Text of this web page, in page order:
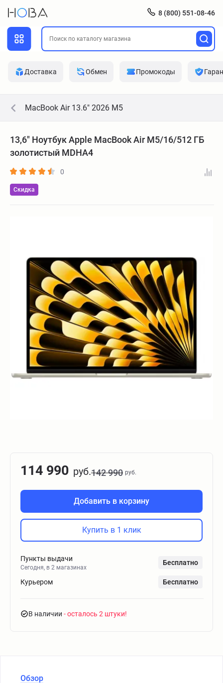
8 (800) 551-08-46
Доставка Обмен Промокоды
MacBook Air 13.6" 2026 M5
13,6" Ноутбук Apple MacBook Air M5/16/512 ГБ
золотистый MDHA4
0
Скидка
114 990 руб.142 990 руб.
Добавить в корзину
Купить в 1 клик
Пункты выдачи
Сегодня, в 2 магазинах
Бесплатно
Курьером Бесплатно
В наличии - осталось 2 штуки
Обзор